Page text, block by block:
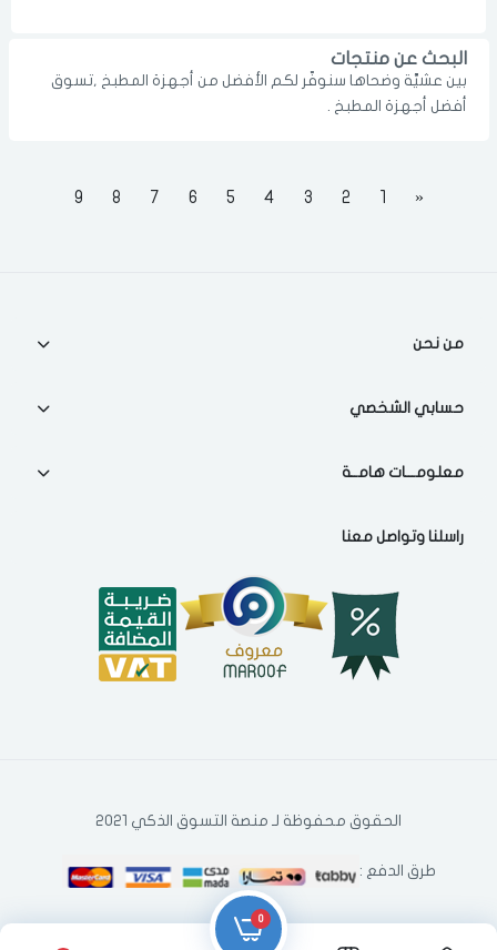
البحث عن منتجات
بين عشيَّة وضحاها سنوفّر لكم الأفضل من أجهزة المطبخ ,تسوق
أفضل أجهزة المطبخ .
«
1
2
3
4
5
6
7
8
9
من نحن
حسابي الشخصي
معلومـــات هامــة
راسلنا وتواصل معنا
الحقوق محفوظة لـ منصة التسوق الذكي 2021
طرق الدفع :
رقم الجوال*
لقد قرأت ووافقت على
0